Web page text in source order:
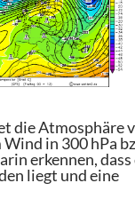
die Atmosphäre
in 300 hPa
erkennen, dass
liegt und eine